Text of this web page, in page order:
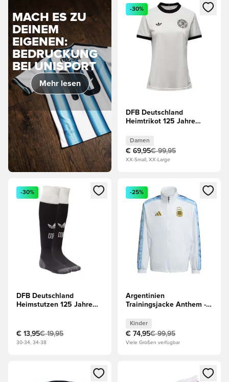
MACH ES ZU
DEINEM
EIGENEN:
BEDRUCKUNG
BEI UNISPORT
Mehr lesen
Öffnet ein Fenster zum
-30%
DFB Deutschland
Heimtrikot 125 Jahre
EDITION
Damen
€ 69,95€ 99,95
XX-Small, XX-Large
Öffnet ein Fenster zum Anmelden oder Registrieren als
-30%
DFB Deutschland
Heimstutzen 125 Jahre
€ 13,95€ 19,95
30-34, 34-38
Öffnet ein Fenster zum
-25%
Argentinien
Trainingsjacke Anthem -
Kinder
€ 74,95€ 99,95
Viele Größen verfügbar
Öffnet ein Fenster zum Anmelden oder Registrieren als
Öffnet ein Fenster zum